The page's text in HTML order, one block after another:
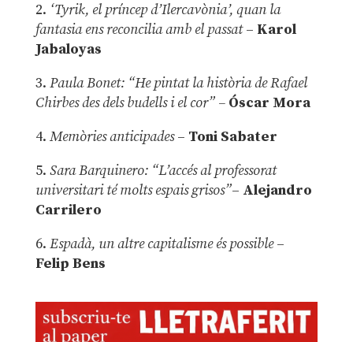
2. ‘Tyrik, el príncep d’Ilercavònia’, quan la
fantasia ens reconcilia amb el passat– Karol
Jabaloyas
3. Paula Bonet: “He pintat la història de Rafael
Chirbes des dels budells i el cor” –Óscar Mora
4. Memòries anticipades– Toni Sabater
5. Sara Barquinero: “L’accés al professorat
universitari té molts espais grisos”– Alejandro
Carrilero
6. Espadà, un altre capitalisme és possible –
Felip Bens